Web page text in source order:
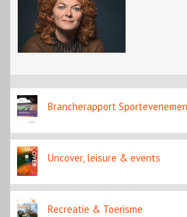
Brancherapport
Uncover, leisure & events
Recreatie & Toerisme